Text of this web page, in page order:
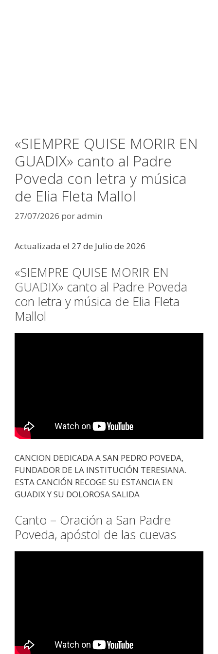
«SIEMPRE QUISE MORIR EN
GUADIX» canto al Padre
Poveda con letra y música
de Elia Fleta Mallol
27/07/2026 poradmin
Actualizada el 27 de Julio de 2026
«SIEMPRE QUISE MORIR EN
GUADIX» canto al Padre Poveda
con letra y música de Elia Fleta
Mallol
CANCION DEDICADA A SAN PEDRO POVEDA,
FUNDADOR DE LA INSTITUCIÓN TERESIANA.
ESTA CANCIÓN RECOGE SU ESTANCIA EN
GUADIX Y SU DOLOROSA SALIDA
Canto – Oración a San Padre
Poveda, apóstol de las cuevas